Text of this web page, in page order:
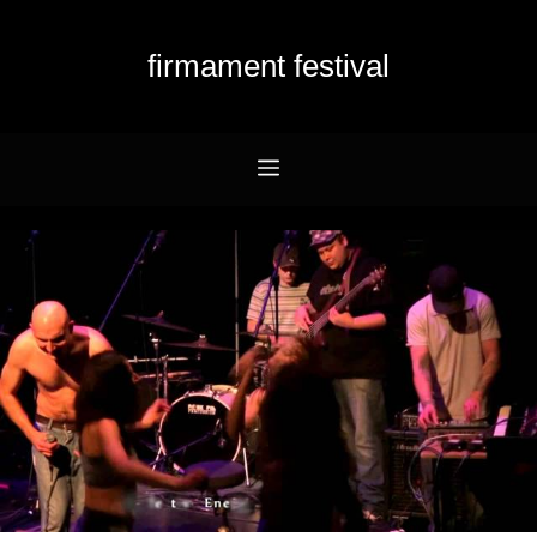
firmament festival
Menu